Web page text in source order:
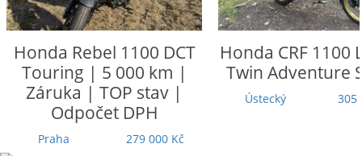
Honda Rebel 1100 DCT
Touring | 5 000 km |
Záruka | TOP stav |
Odpočet DPH
Praha 279 000 Kč
Honda CRF 1100
Twin Adventure
Ústecký 305